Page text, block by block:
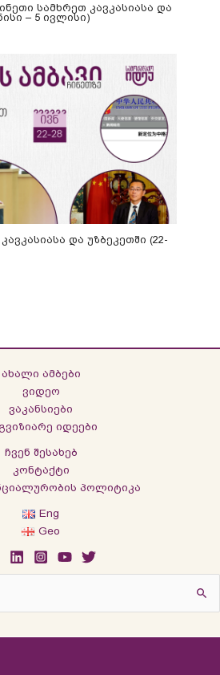
სამხრეთ კავკასიასა და
– 5 ივლისი)
და უზბეკეთში (22-
ახალი ამბები
ვიდეო
ვაკანსიები
იდეები
ჩვენ შესახებ
კონტაქტი
პოლიტიკა
Eng
Geo